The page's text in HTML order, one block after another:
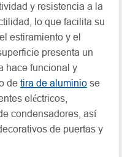
y resistencia a la
lo que facilita su
estiramiento y el
presenta un
hace funcional y
de tira de aluminio se
eléctricos,
condensadores, así
de puertas y